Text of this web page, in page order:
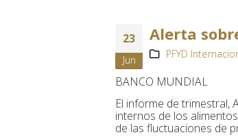
23
Jun
Alerta
PFYD
BANCO MUNDIAL
El informe de trimestral,
internos de los
de las fluctuaciones de